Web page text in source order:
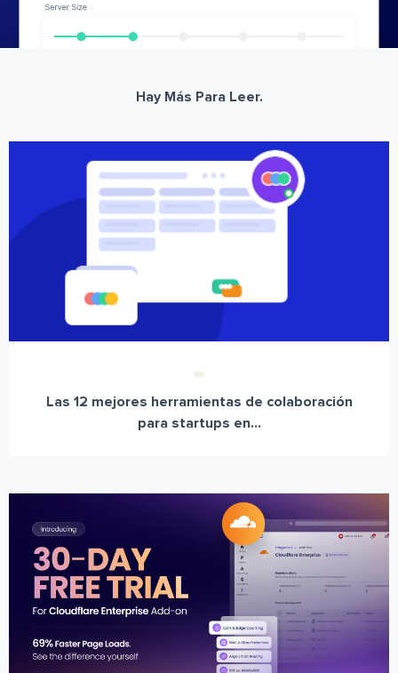
Hay Más Para Leer.
Las 12 mejores herramientas de colaboración
para startups en...